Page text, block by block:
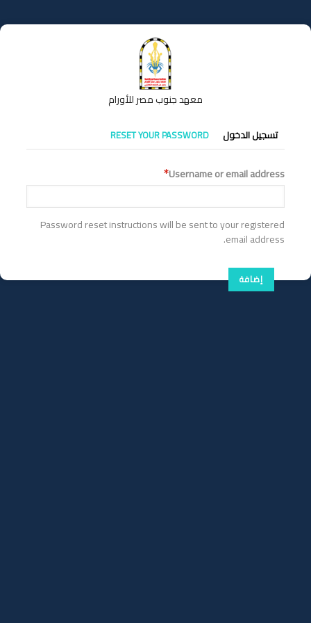
إلى
المحتوى
معهد جنوب مصر للأورام
التبويبات
الأساسية
تسجيل الدخول RESET YOUR PASSWORD
Username or email address
Password reset instructions will be sent to your registered
email address.